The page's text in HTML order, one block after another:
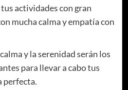
actividades con gran
mucha calma y empatía con
y la serenidad serán los
para llevar a cabo tus
perfecta.